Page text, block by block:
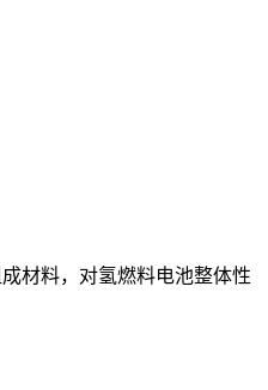
材料，对氢燃料电池整体性